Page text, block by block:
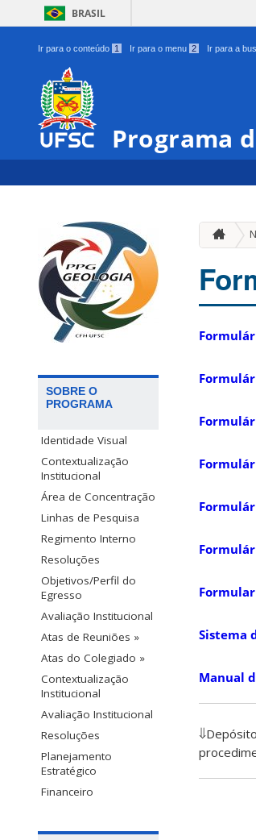
BRASIL
Ir para o conteúdo 1 Ir para o menu 2 Ir para a
Programa
SOBRE O
PROGRAMA
Identidade Visual
Contextualização
Institucional
Área de Concentração
Linhas de Pesquisa
Regimento Interno
Resoluções
Objetivos/Perfil do
Egresso
Avaliação Institucional
Atas de Reuniões »
Atas do Colegiado »
Contextualização
Institucional
Avaliação Institucional
Resoluções
Planejamento
Estratégico
Financeiro
Sistema
Manual